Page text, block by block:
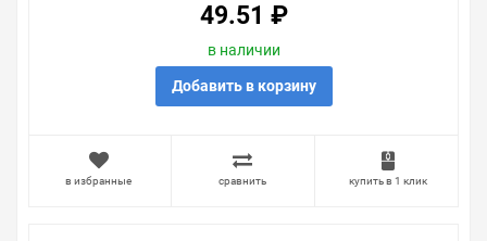
49.51 ₽
в наличии
Добавить в корзину
в избранные сравнить купить в 1 клик